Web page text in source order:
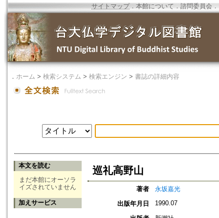
サイトマップ．本館について ． 諮問委員会 ．
． ホーム > 検索システム > 検索エンジン > 書誌の詳細内容
本文を読む
まだ本館にオーソラ
イズされていません
加えサービス
巡礼高野山
著者
永坂嘉光
出版年月日
1990.07